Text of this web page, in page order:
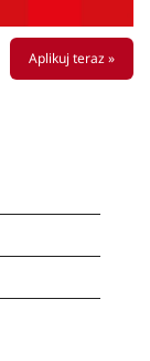
Aplikuj teraz »